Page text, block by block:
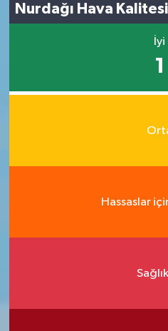
Nurdağı Hava Kalitesi
İyi
1
Hassaslar